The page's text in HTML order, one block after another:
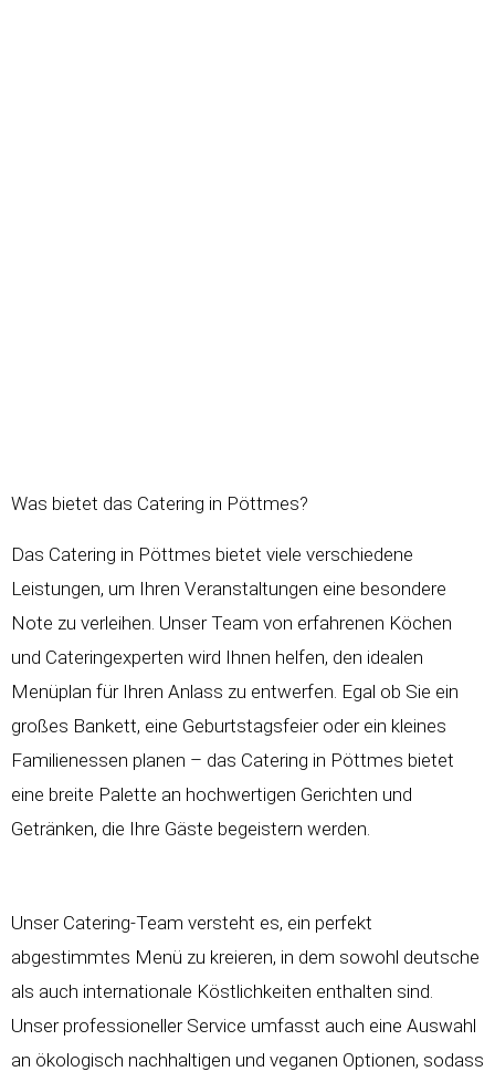
Was bietet das Catering in Pöttmes?
Das Catering in Pöttmes bietet viele verschiedene
Leistungen, um Ihren Veranstaltungen eine besondere
Note zu verleihen. Unser Team von erfahrenen Köchen
und Cateringexperten wird Ihnen helfen, den idealen
Menüplan für Ihren Anlass zu entwerfen. Egal ob Sie ein
großes Bankett, eine Geburtstagsfeier oder ein kleines
Familienessen planen – das Catering in Pöttmes bietet
eine breite Palette an hochwertigen Gerichten und
Getränken, die Ihre Gäste begeistern werden.
Unser Catering-Team versteht es, ein perfekt
abgestimmtes Menü zu kreieren, in dem sowohl deutsche
als auch internationale Köstlichkeiten enthalten sind.
Unser professioneller Service umfasst auch eine Auswahl
an ökologisch nachhaltigen und veganen Optionen, sodass